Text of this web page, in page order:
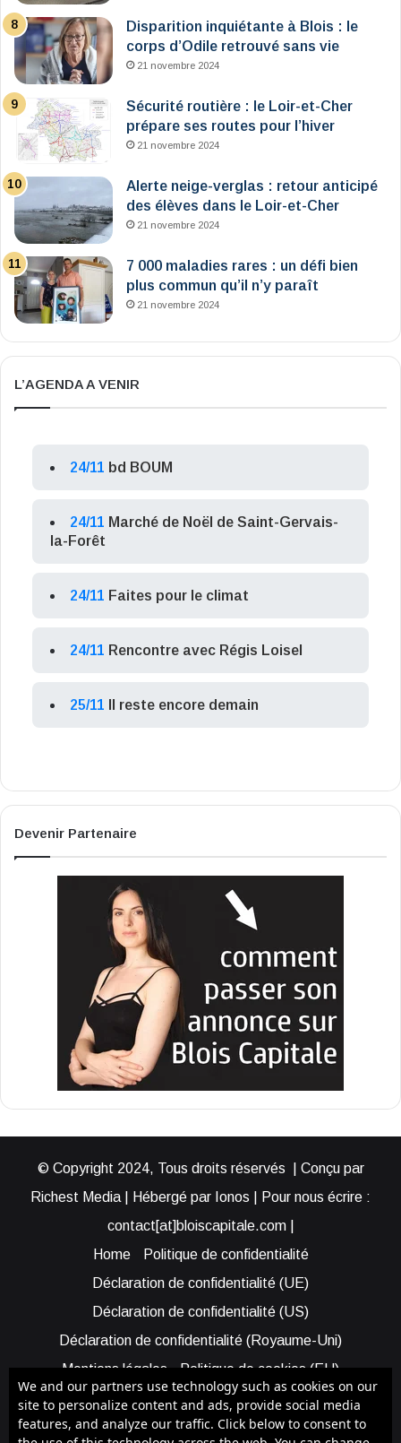
Disparition inquiétante à Blois : le
corps d’Odile retrouvé sans vie
21 novembre 2024
Sécurité routière : le Loir-et-Cher
prépare ses routes pour l’hiver
21 novembre 2024
Alerte neige-verglas : retour anticipé
des élèves dans le Loir-et-Cher
21 novembre 2024
7 000 maladies rares : un défi bien
plus commun qu’il n’y paraît
21 novembre 2024
L’AGENDA A VENIR
24/11 bd BOUM
24/11 Marché de Noël de Saint-Gervais-
la-Forêt
24/11 Faites pour le climat
24/11 Rencontre avec Régis Loisel
25/11 Il reste encore demain
Devenir Partenaire
© Copyright 2024, Tous droits réservés | Conçu par
Richest Media | Hébergé par Ionos | Pour nous écrire :
contact[at]bloiscapitale.com |
Home
Politique de confidentialité
Déclaration de confidentialité (UE)
Déclaration de confidentialité (US)
Déclaration de confidentialité (Royaume-Uni)
Mentions légales
Politique de cookies (EU)
Cookie Policy (AUS)
Cookie Policy (US)
Qui sommes-nous ?
Participer à Blois Capitale
We and our partners use technology such as cookies on our
site to personalize content and ads, provide social media
features, and analyze our traffic. Click below to consent to